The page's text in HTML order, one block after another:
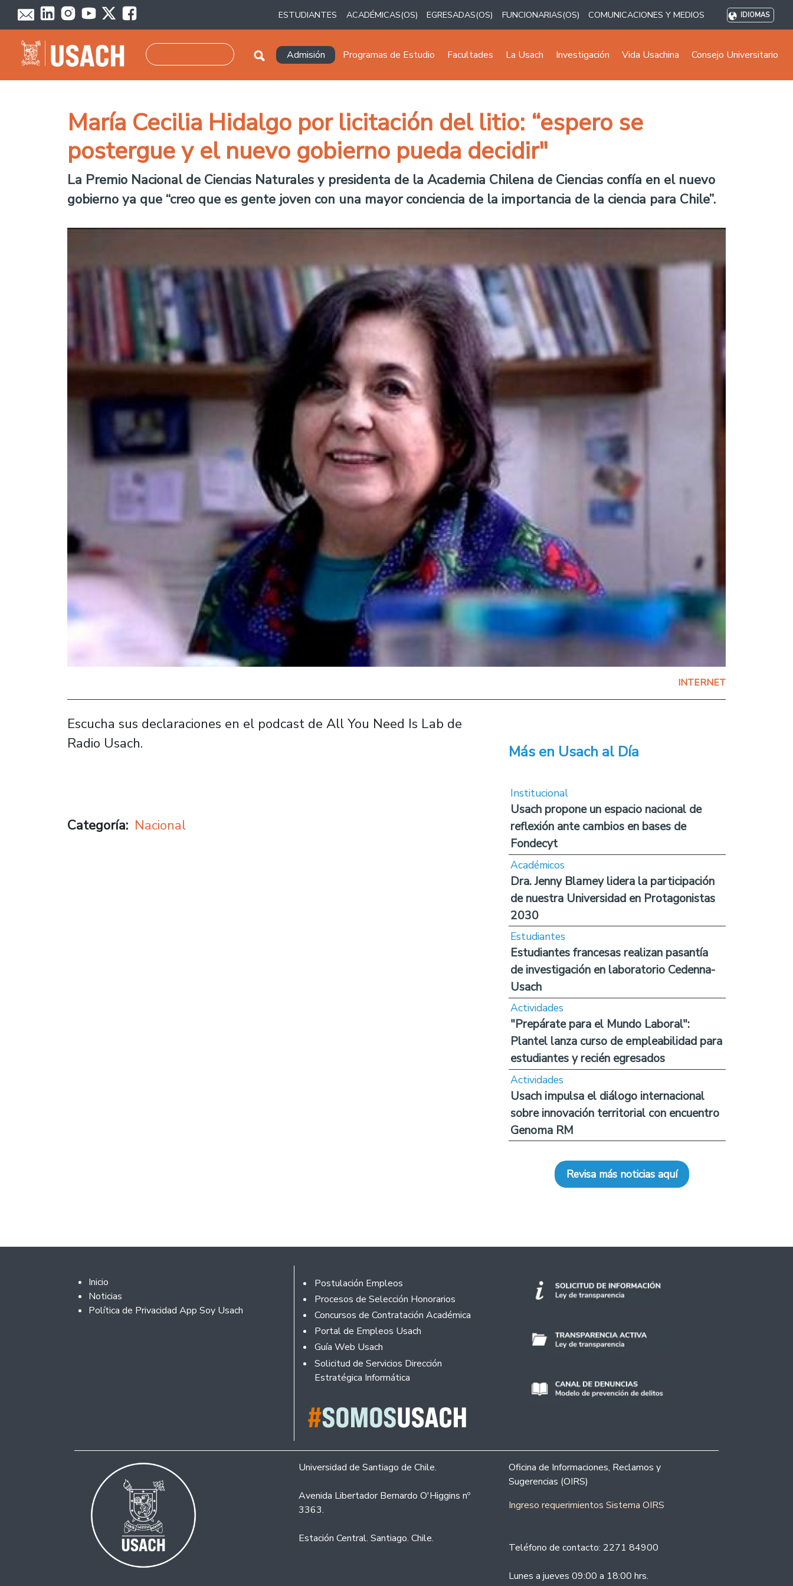
Pasar al contenido principal
ESTUDIANTES ACADÉMICAS(OS) EGRESADAS(OS) FUNCIONARIAS(OS) COMUNICACIONES Y MEDIOS IDIOMAS
Navegación principal
Admisión Programas de Estudio Facultades La Usach Investigación Vida Usachina Consejo Universitario
María Cecilia Hidalgo por licitación del litio: “espero se
postergue y el nuevo gobierno pueda decidir"
La Premio Nacional de Ciencias Naturales y presidenta de la Academia Chilena de Ciencias confía en el nuevo
gobierno ya que “creo que es gente joven con una mayor conciencia de la importancia de la ciencia para Chile”.
INTERNET
Escucha sus declaraciones en el podcast de All You Need Is Lab de
Radio Usach.
Categoría Nacional
Más en Usach al Día
Institucional
Usach propone un espacio nacional de
reflexión ante cambios en bases de
Fondecyt
Académicos
Dra. Jenny Blamey lidera la participación
de nuestra Universidad en Protagonistas
2030
Estudiantes
Estudiantes francesas realizan pasantía
de investigación en laboratorio Cedenna-
Usach
Actividades
"Prepárate para el Mundo Laboral":
Plantel lanza curso de empleabilidad para
estudiantes y recién egresados
Actividades
Usach impulsa el diálogo internacional
sobre innovación territorial con encuentro
Genoma RM
Revisa más noticias aquí
Footer 2
Inicio
Noticias
Política de Privacidad App Soy Usach
Footer
Postulación Empleos
Procesos de Selección Honorarios
Concursos de Contratación Académica
Portal de Empleos Usach
Guía Web Usach
Solicitud de Servicios Dirección
Estratégica Informática
Universidad de Santiago de Chile.
Avenida Libertador Bernardo O'Higgins nº
3363.
Estación Central. Santiago. Chile.
Oficina de Informaciones, Reclamos y
Sugerencias (OIRS)
Ingreso requerimientos Sistema OIRS
Teléfono de contacto: 2271 84900
Lunes a jueves 09:00 a 18:00 hrs.